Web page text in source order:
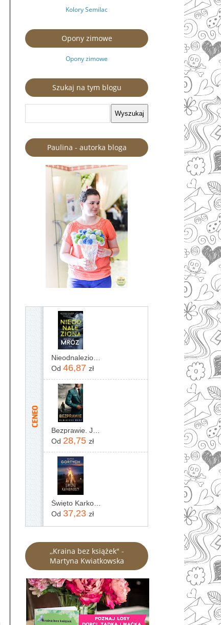
Kolory Semilac
Opony zimowe
Opony zimowe
Szukaj na tym blogu
Paulina - autorka bloga
Od 46,87 zł
Od 28,75 zł
Od 37,23 zł
,,Kraina bez książek" -
Martyna Kwiatkowska